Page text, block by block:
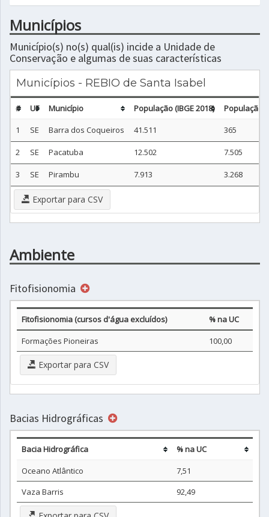
Municípios
Município(s) no(s) qual(is) incide a Unidade de
Conservação e algumas de suas características
Municípios - REBIO de Santa Isabel
# UF Município População (IBGE 2018)
População
1
SE Barra dos Coqueiros 41.511 365
2 SE Pacatuba 12.502 7.505
3 SE Pirambu 7.913 3.268
Exportar para CSV
Ambiente
Fitofisionomia
Fitofisionomia (cursos d'água excluídos)
% na UC
Formações Pioneiras
100,00
Exportar para CSV
Bacias Hidrográficas
Bacia Hidrográfica
% na UC
Oceano Atlântico
7,51
Vaza Barris
92,49